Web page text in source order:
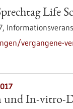
Life
vergangene-
und In-vitro-